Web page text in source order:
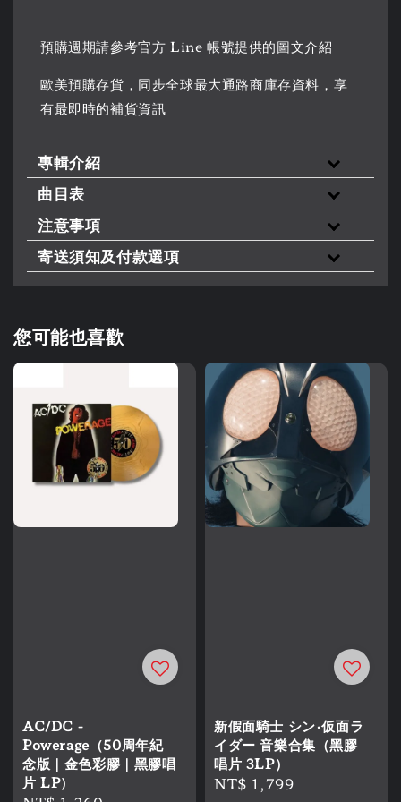
預購週期請參考官方 Line 帳號提供的圖文介紹
歐美預購存貨，同步全球最大通路商庫存資料，享
有最即時的補貨資訊
專輯介紹
曲目表
注意事項
寄送須知及付款選項
您可能也喜歡
AC/DC -
Powerage（50周年紀
念版｜金色彩膠｜黑膠唱
片 LP）
新假面騎士 シン・仮面ラ
イダー 音樂合集（黑膠
唱片 3LP）
Regular
NT$ 1,799